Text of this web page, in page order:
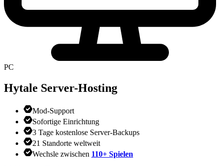
PC
Hytale Server-Hosting
Mod-Support
Sofortige Einrichtung
3 Tage kostenlose Server-Backups
21 Standorte weltweit
Wechsle zwischen 110+ Spielen